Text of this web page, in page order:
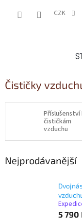
CZK
Čističky
Příslušenství
čističkám
vzduchu
Nejprodávanější
5 790